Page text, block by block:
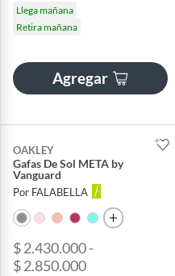
Llega mañana
Retira mañana
Agregar
OAKLEY
Gafas De Sol META by
Vanguard
Por FALABELLA
$ 2.430.000 -
$ 2.850.000